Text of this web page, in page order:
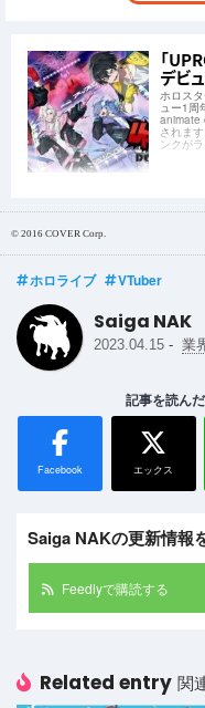
「
デビ
ホロス
ュー1周
animate
されま
ンクが
© 2016 COVER Corp.
ホロライブ VTuber
Saiga NAK
2023.04.15 - 業
記事を読ん
Facebook エックス
Saiga NAKの更新情報
Feedlyで購読する
Related entry 関